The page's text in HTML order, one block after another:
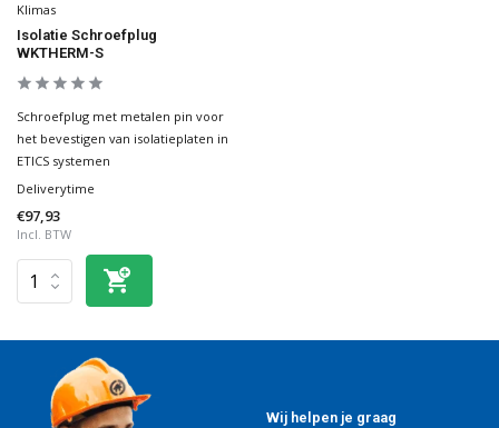
Klimas
Isolatie Schroefplug
WKTHERM-S
Schroefplug met metalen pin voor
het bevestigen van isolatieplaten in
ETICS systemen
Deliverytime
€97,93
Incl. BTW
Wij helpen je graag